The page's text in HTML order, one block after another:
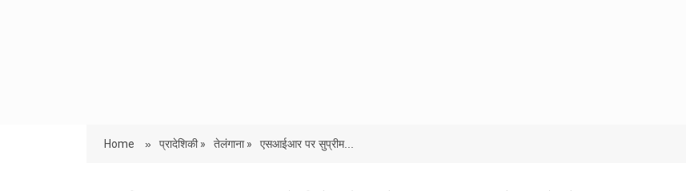
Home » प्रादेशिकी » तेलंगाना » एसआईआर पर सुप्रीम...